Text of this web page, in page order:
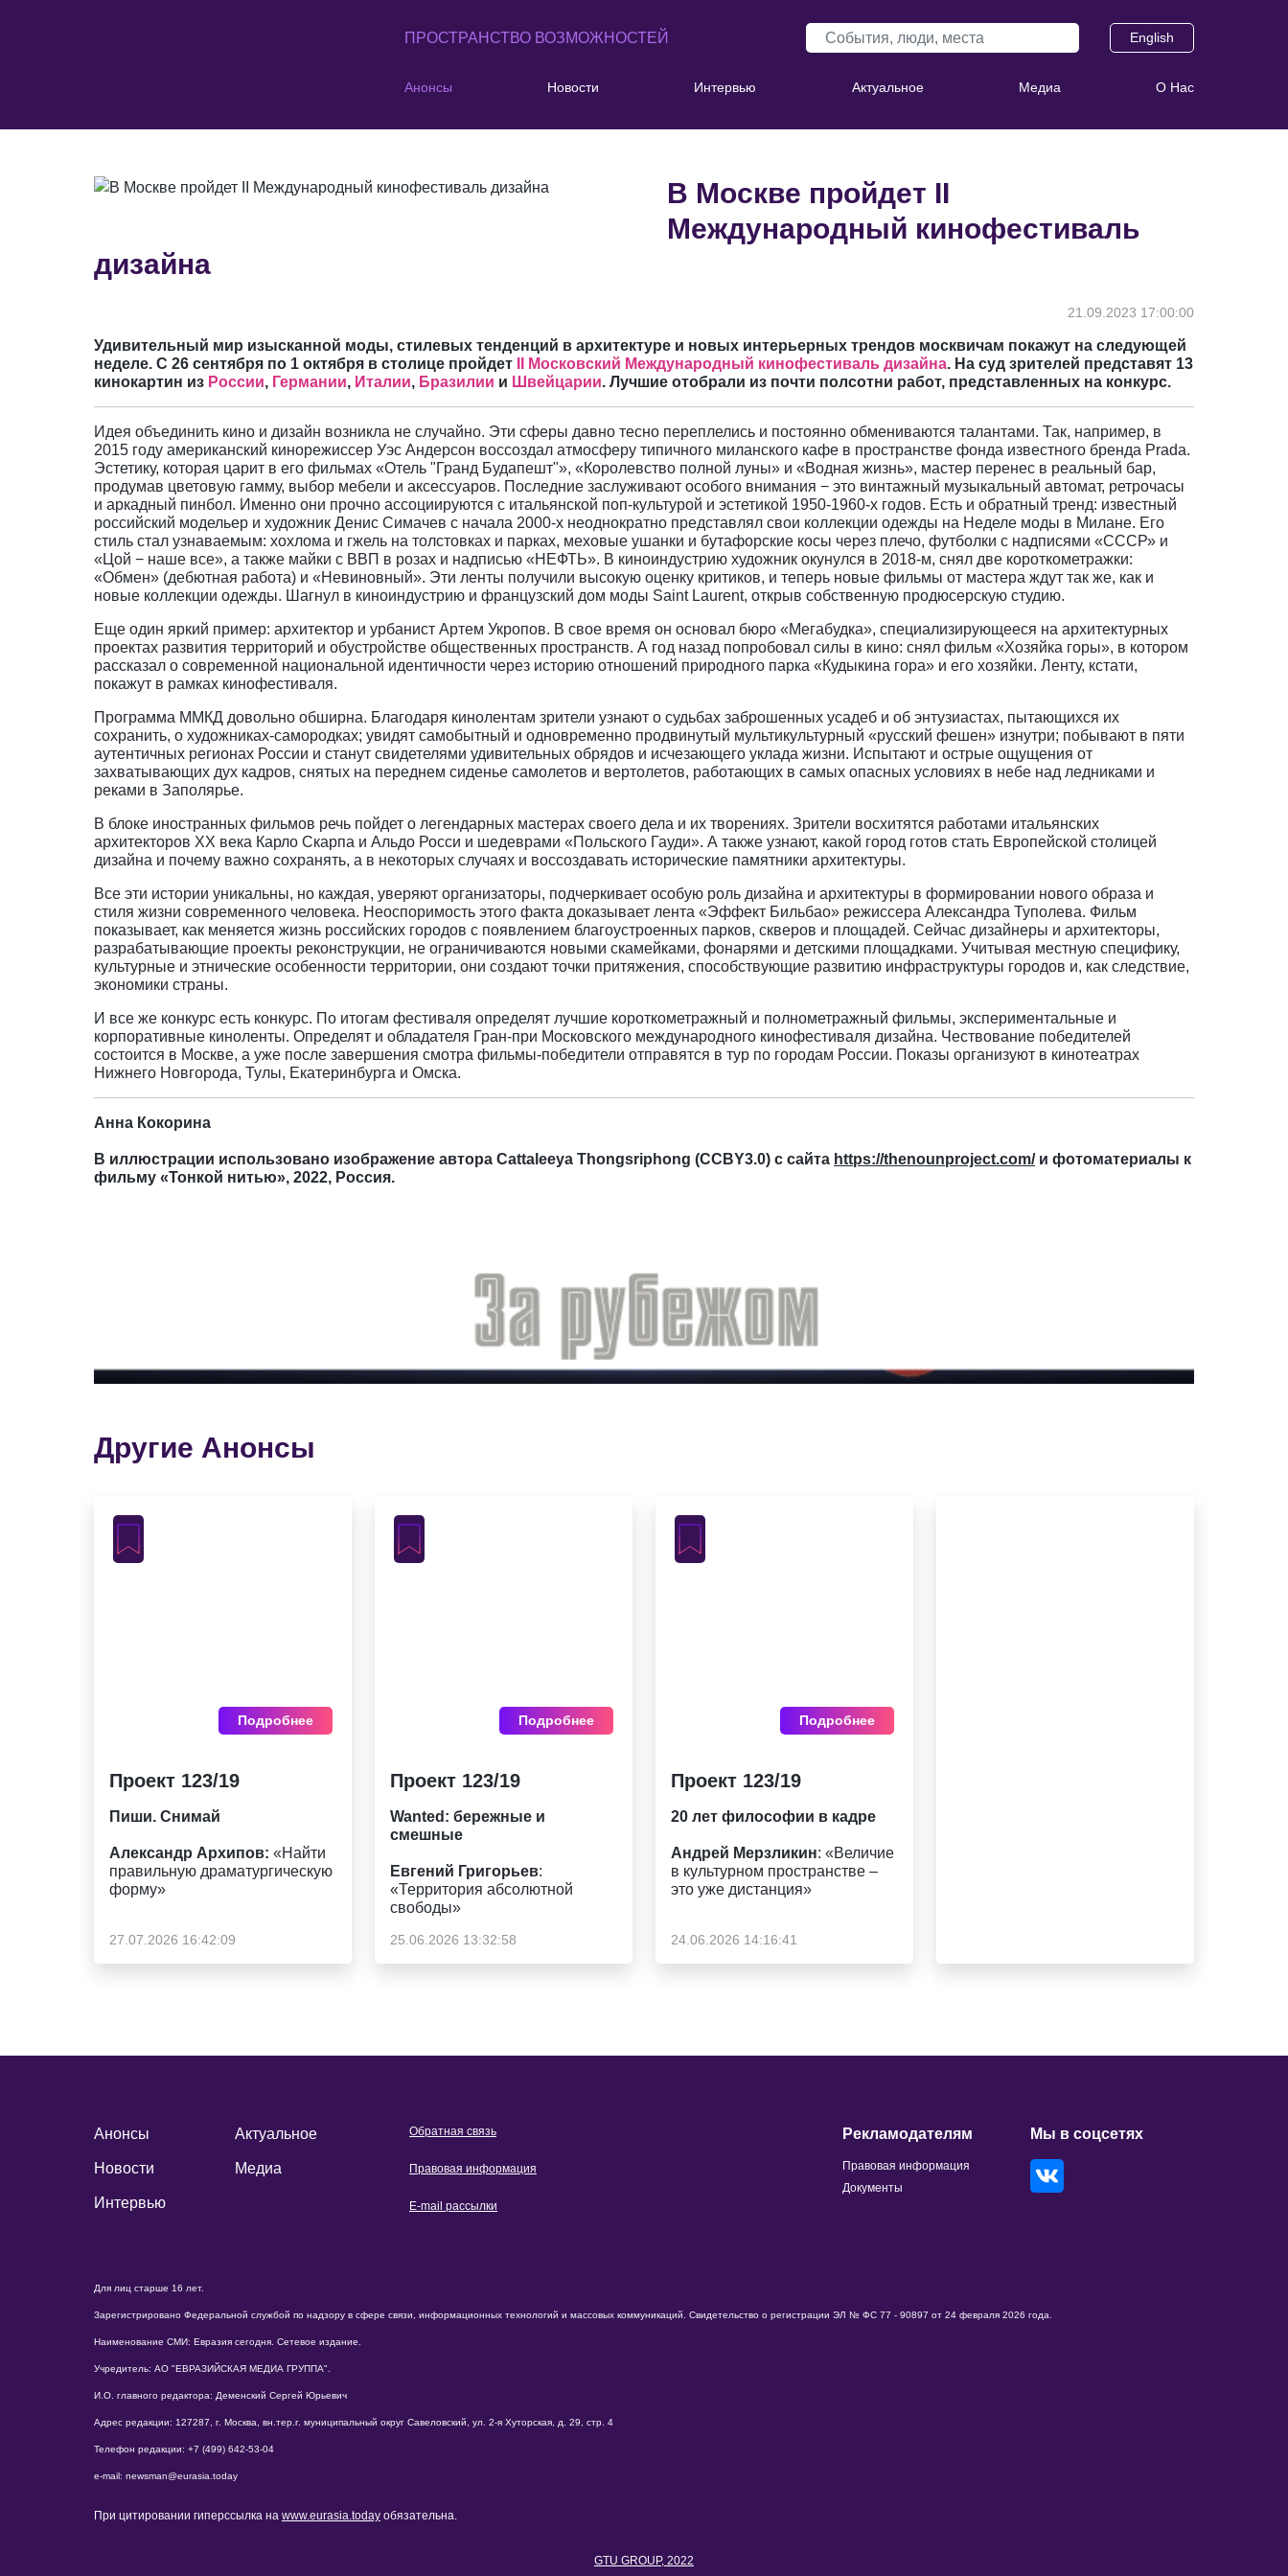
ПРОСТРАНСТВО ВОЗМОЖНОСТЕЙ English
Анонсы Новости Интервью Актуальное Медиа О Нас
В Москве пройдет II
Международный кинофестиваль
дизайна
21.09.2023 17:00:00
Удивительный мир изысканной моды, стилевых тенденций в архитектуре и новых интерьерных трендов москвичам покажут на следующей
неделе. С 26 сентября по 1 октября в столице пройдет
Московский Международный кинофестиваль дизайна. На суд зрителей представят 13
кинокартин из России, Германии, Италии, Бразилии и Швейцарии. Лучшие отобрали из почти полсотни работ, представленных на конкурс.
Идея объединить кино и дизайн возникла не случайно. Эти сферы давно тесно переплелись и постоянно обмениваются талантами. Так, например, в
2015 году американский кинорежиссер Уэс Андерсон воссоздал атмосферу типичного миланского кафе в пространстве фонда известного бренда Prada.
Эстетику, которая царит в его фильмах «Отель "Гранд Будапешт"», «Королевство полной луны» и «Водная жизнь», мастер перенес в реальный бар,
продумав цветовую гамму, выбор мебели и аксессуаров. Последние заслуживают особого внимания − это винтажный музыкальный автомат, ретрочасы
и аркадный пинбол. Именно они прочно ассоциируются с итальянской поп-культурой и эстетикой 1950-1960-х годов. Есть и обратный тренд: известный
российский модельер и художник Денис Симачев с начала 2000-х неоднократно представлял свои коллекции одежды на Неделе моды в Милане. Его
стиль стал узнаваемым: хохлома и гжель на толстовках и парках, меховые ушанки и бутафорские косы через плечо, футболки с надписями «СССР» и
«Цой − наше все», а также майки с ВВП в розах и надписью «НЕФТЬ». В киноиндустрию художник окунулся в 2018-м, снял две короткометражки:
«Обмен» (дебютная работа) и «Невиновный». Эти ленты получили высокую оценку критиков, и теперь новые фильмы от мастера ждут так же, как и
новые коллекции одежды. Шагнул в киноиндустрию и французский дом моды Saint Laurent, открыв собственную продюсерскую студию.
Еще один яркий пример: архитектор и урбанист Артем Укропов. В свое время он основал бюро «Мегабудка», специализирующееся на архитектурных
проектах развития территорий и обустройстве общественных пространств. А год назад попробовал силы в кино: снял фильм «Хозяйка горы», в котором
рассказал о современной национальной идентичности через историю отношений природного парка «Кудыкина гора» и его хозяйки. Ленту, кстати,
покажут в рамках кинофестиваля.
Программа ММКД довольно обширна. Благодаря кинолентам зрители узнают о судьбах заброшенных усадеб и об энтузиастах, пытающихся их
сохранить, о художниках-самородках; увидят самобытный и одновременно продвинутый мультикультурный «русский фешен» изнутри; побывают в пяти
аутентичных регионах России и станут свидетелями удивительных обрядов и исчезающего уклада жизни. Испытают и острые ощущения от
захватывающих дух кадров, снятых на переднем сиденье самолетов и вертолетов, работающих в самых опасных условиях в небе над ледниками и
реками в Заполярье.
В блоке иностранных фильмов речь пойдет о легендарных мастерах своего дела и их творениях. Зрители восхитятся работами итальянских
архитекторов XX века Карло Скарпа и Альдо Росси и шедеврами «Польского Гауди». А также узнают, какой город готов стать Европейской столицей
дизайна и почему важно сохранять, а в некоторых случаях и воссоздавать исторические памятники архитектуры.
Все эти истории уникальны, но каждая, уверяют организаторы, подчеркивает особую роль дизайна и архитектуры в формировании нового образа и
стиля жизни современного человека. Неоспоримость этого факта доказывает лента «Эффект Бильбао» режиссера Александра Туполева. Фильм
показывает, как меняется жизнь российских городов с появлением благоустроенных парков, скверов и площадей. Сейчас дизайнеры и архитекторы,
разрабатывающие проекты реконструкции, не ограничиваются новыми скамейками, фонарями и детскими площадками. Учитывая местную специфику,
культурные и этнические особенности территории, они создают точки притяжения, способствующие развитию инфраструктуры городов и, как следствие,
экономики страны.
И все же конкурс есть конкурс. По итогам фестиваля определят лучшие короткометражный и полнометражный фильмы, экспериментальные и
корпоративные киноленты. Определят и обладателя Гран-при Московского международного кинофестиваля дизайна. Чествование победителей
состоится в Москве, а уже после завершения смотра фильмы-победители отправятся в тур по городам России. Показы организуют в кинотеатрах
Нижнего Новгорода, Тулы, Екатеринбурга и Омска.
Анна Кокорина
В иллюстрации использовано изображение автора Cattaleeya Thongsriphong (CCBY3.0) с сайта https://thenounproject.com/и фотоматериалы к
фильму «Тонкой нитью», 2022, Россия.
Другие Анонсы
Подробнее
Проект 123/19
Пиши. Снимай
Александр Архипов: «Найти
правильную драматургическую
форму»
27.07.2026 16:42:09
Подробнее
Проект 123/19
Wanted: бережные и
смешные
Евгений Григорьев:
«Территория абсолютной
свободы»
25.06.2026 13:32:58
Подробнее
Проект 123/19
20 лет философии в кадре
Андрей Мерзликин: «Величие
в культурном пространстве –
это уже дистанция»
24.06.2026 14:16:41
Анонсы
Новости
Интервью
Актуальное
Медиа
Обратная связь
Правовая информация
E-mail рассылки
Рекламодателям
Правовая информация
Документы
Мы в соцсетях
Для лиц старше 16 лет.
Зарегистрировано Федеральной службой по надзору в сфере связи, информационных технологий и массовых коммуникаций. Свидетельство о регистрации ЭЛ № ФС 77 - 90897 от 24 февраля 2026 года.
Наименование СМИ: Евразия сегодня. Сетевое издание.
Учредитель: АО "ЕВРАЗИЙСКАЯ МЕДИА ГРУППА".
И.О. главного редактора: Деменский Сергей Юрьевич
Адрес редакции: 127287, г. Москва, вн.тер.г. муниципальный округ Савеловский, ул. 2-я Хуторская, д. 29, стр. 4
Телефон редакции: +7 (499) 642-53-04
e-mail: newsman@eurasia.today
При цитировании гиперссылка на www.eurasia.today обязательна.
GTU GROUP, 2022